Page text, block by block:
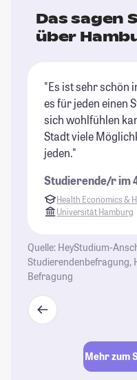
Das sagen
über
"Es ist sehr schön
es für jeden einen
sich wohlfühlen
Stadt viele
jeden."
Studierende/r im
Health Economics &
Universität Hamburg
Quelle: HeyStudium-
Studierendenbefragung,
Befragung
Mehr zum